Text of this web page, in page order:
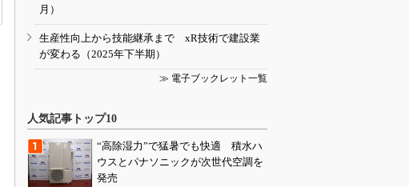
月）
生産性向上から技能継承まで xR技術で建設業
が変わる（2025年下半期）
≫ 電子ブックレット一覧
人気記事トップ10
“高除湿力”で猛暑でも快適 積水ハ
ウスとパナソニックが次世代空調を
発売